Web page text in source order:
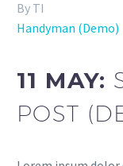
By TI
Handyman (Demo)
11 MAY:
POST